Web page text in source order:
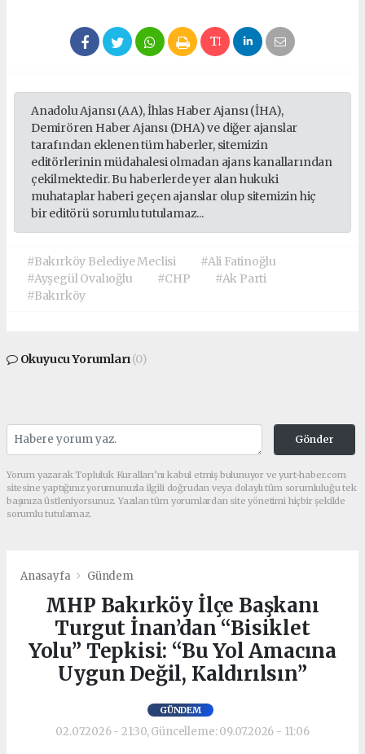
Anadolu Ajansı (AA), İhlas Haber Ajansı (İHA),
Demirören Haber Ajansı (DHA) ve diğer ajanslar
tarafından eklenen tüm haberler, sitemizin
editörlerinin müdahalesi olmadan ajans kanallarından
çekilmektedir. Bu haberlerde yer alan hukuki
muhataplar haberi geçen ajanslar olup sitemizin hiç
bir editörü sorumlu tutulamaz...
#Bakırköy Belediye Meclisi
#Ali Fatinoğlu
#Ayşegül Ovalıoğlu
#CHP
#Ak Parti
#Bakırköy
Okuyucu Yorumları(0)
Gönder
Yorum yazarak Topluluk Kuralları’nı kabul etmiş bulunuyor ve yurt-haber.com
sitesine yaptığınız yorumunuzla ilgili doğrudan veya dolaylı tüm sorumluluğu tek
başınıza üstleniyorsunuz. Yazılan tüm yorumlardan site yönetimi hiçbir şekilde
sorumlu tutulamaz.
Anasayfa Gündem
MHP Bakırköy İlçe Başkanı
Turgut İnan’dan “Bisiklet
Yolu” Tepkisi: “Bu Yol Amacına
Uygun Değil, Kaldırılsın”
GÜNDEM
02.07.2026 - 21:30, Güncelleme: 09.07.2026 - 11:06